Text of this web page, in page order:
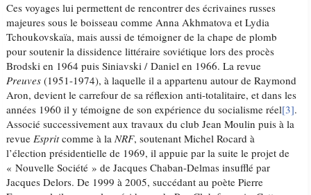
Ces voyages lui permettent de rencontrer des écrivaines russes
majeures sous le boisseau comme Anna Akhmatova et Lydia
Tchoukovskaïa, mais aussi de témoigner de la chape de plomb
pour soutenir la dissidence littéraire soviétique lors des procès
Brodski en 1964 puis Siniavski / Daniel en 1966. La revue
Preuves (1951-1974), à laquelle il a appartenu autour de Raymond
Aron, devient le carrefour de sa réflexion anti-totalitaire, et dans les
années 1960 il y témoigne de son expérience du socialisme réel[3].
Associé successivement aux travaux du club Jean Moulin puis à la
revueEspritcomme à la NRF, soutenant Michel Rocard à
l’élection présidentielle de 1969, il appuie par la suite le projet de
« Nouvelle Société » de Jacques Chaban-Delmas insufflé par
Jacques Delors. De 1999 à 2005, succédant au poète Pierre